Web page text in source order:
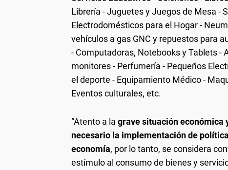
Librería - Juguetes y Juegos de Mesa -
Electrodomésticos para el Hogar -
vehículos a gas GNC y repuestos para
- Computadoras, Notebooks y Tablets -
monitores - Perfumería - Pequeños
el deporte - Equipamiento Médico -
Eventos culturales, etc.
“Atento a la grave situación económica
necesario la implementación de
economía, por lo tanto, se considera
estímulo al consumo de bienes y